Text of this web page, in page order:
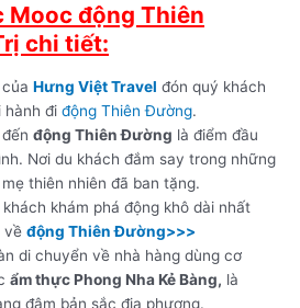
Moocđộng Thiên
chi tiết:
củaHưng Việt Travel đón quý khách
hành điđộng Thiên Đường.
đếnđộng Thiên Đường là điểm đầu
Nơi du khách đắm say trong những
thiên nhiên đã ban tặng.
khách khám phá động khô dài nhất
vềđộng Thiên Đường>>>
di chuyển về nhà hàng dùng cơ
ẩm thực Phong Nha Kẻ Bàng, là
đậm bản sắc địa phương.